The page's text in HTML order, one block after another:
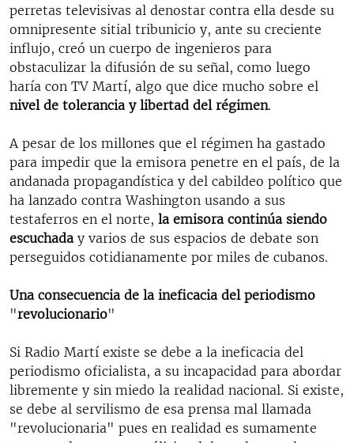
perretas televisivas al denostar contra ella desde su
omnipresente sitial tribunicio y, ante su creciente
influjo, creó un cuerpo de ingenieros para
obstaculizar la difusión de su señal, como luego
haría con TV Martí, algo que dice mucho sobre el
nivel de tolerancia y libertad del régimen.
A pesar de los millones que el régimen ha gastado
para impedir que la emisora penetre en el país, de la
andanada propagandística y del cabildeo político que
ha lanzado contra Washington usando a sus
testaferros en el norte, la emisora continúa siendo
escuchada y varios de sus espacios de debate son
perseguidos cotidianamente por miles de cubanos.
Una consecuencia de la ineficacia del periodismo
"revolucionario"
Si Radio Martí existe se debe a la ineficacia del
periodismo oficialista, a su incapacidad para abordar
libremente y sin miedo la realidad nacional. Si existe,
se debe al servilismo de esa prensa mal llamada
"revolucionaria" pues en realidad es sumamente